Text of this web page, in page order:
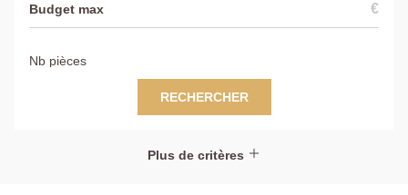
€
RECHERCHER
Plus de critères